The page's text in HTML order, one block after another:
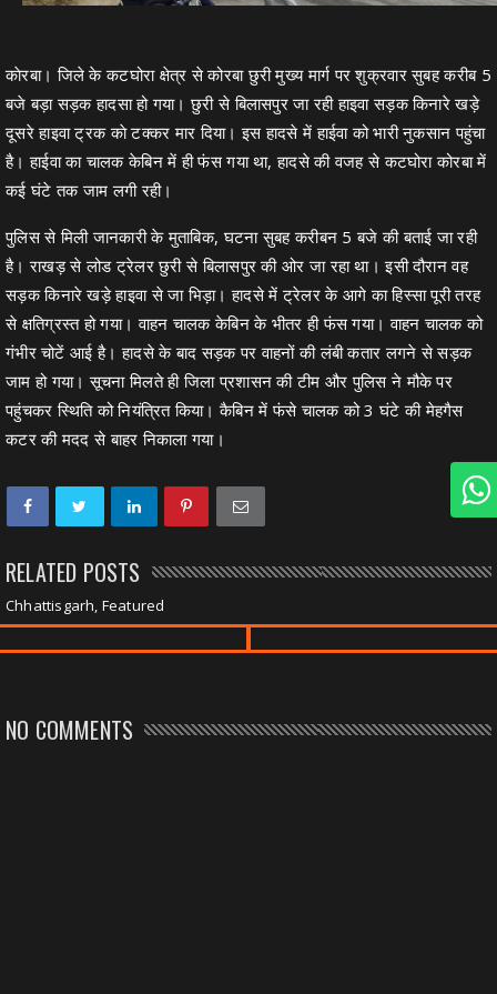
काेरबा। जिले के कटघोरा क्षेत्र से कोरबा छुरी मुख्य मार्ग पर शुक्रवार सुबह करीब 5
बजे बड़ा सड़क हादसा हो गया। छुरी से बिलासपुर जा रही हाइवा सड़क किनारे खड़े
दूसरे हाइवा ट्रक काे टक्कर मार दिया। इस हादसे में हाईवा को भारी नुकसान पहुंचा
है। हाईवा का चालक केबिन में ही फंस गया था, हादसे की वजह से कटघोरा कोरबा में
कई घंटे तक जाम लगी रही।
पुलिस से मिली जानकारी के मुताबिक, घटना सुबह करीबन 5 बजे की बताई जा रही
है। राखड़ से लोड ट्रेलर छुरी से बिलासपुर की ओर जा रहा था। इसी दौरान वह
सड़क किनारे खड़े हाइवा से जा भिड़ा। हादसे में ट्रेलर के आगे का हिस्सा पूरी तरह
से क्षतिग्रस्त हो गया। वाहन चालक केबिन के भीतर ही फंस गया। वाहन चालक को
गंभीर चोटें आई है। हादसे के बाद सड़क पर वाहनों की लंबी कतार लगने से सड़क
जाम हो गया। सूचना मिलते ही जिला प्रशासन की टीम और पुलिस ने मौके पर
पहुंचकर स्थिति को नियंत्रित किया। कैबिन में फंसे चालक को 3 घंटे की मेहगैस
कटर की मदद से बाहर निकाला गया।
RELATED POSTS
Chhattisgarh, Featured
NO COMMENTS